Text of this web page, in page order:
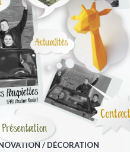
/ DÉCORATION